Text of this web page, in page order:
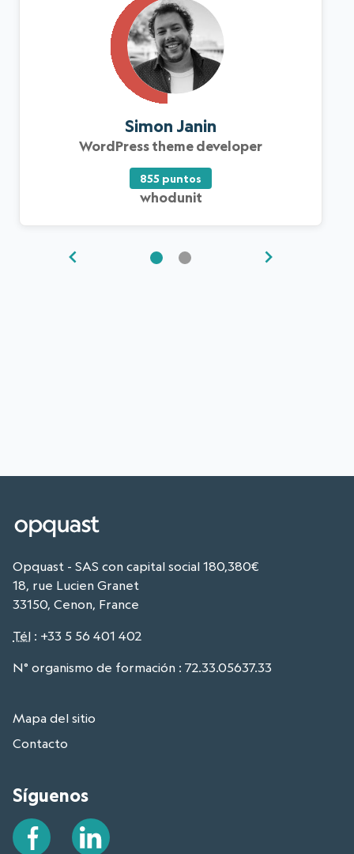
Simon Janin
WordPress theme developer
855 puntos
whodunit
Opquast - SAS con capital social 180,380€
18, rue Lucien Granet
33150, Cenon, France
Tél : +33 5 56 401 402
N° organismo de formación : 72.33.05637.33
Mapa del sitio
Contacto
Síguenos
Facebook